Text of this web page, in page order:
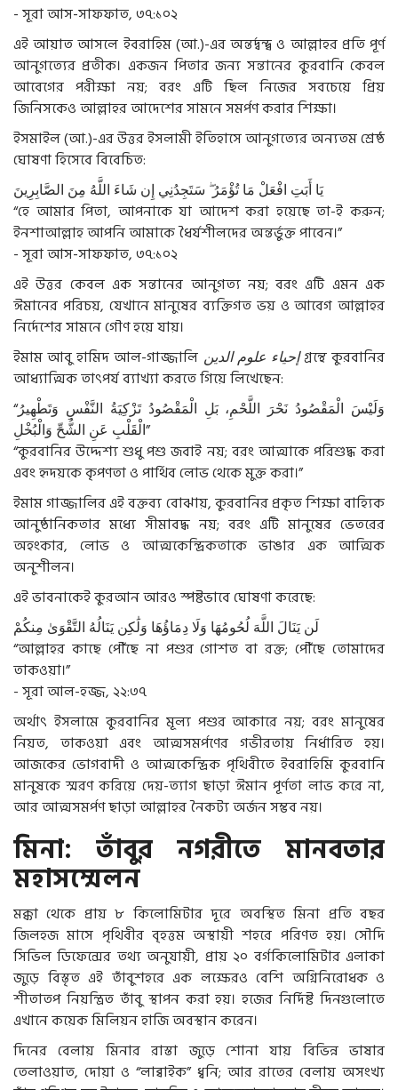
- সূরা আস-সাফফাত, ৩৭:১০২
এই আয়াত আসলে ইবরাহিম (আ.)-এর অন্তর্দ্বন্দ্ব ও আল্লাহর প্রতি পূর্ণ
আনুগত্যের প্রতীক। একজন পিতার জন্য সন্তানের কুরবানি কেবল
আবেগের পরীক্ষা নয়; বরং এটি ছিল নিজের সবচেয়ে প্রিয়
জিনিসকেও আল্লাহর আদেশের সামনে সমর্পণ করার শিক্ষা।
ইসমাইল (আ.)-এর উত্তর ইসলামী ইতিহাসে আনুগত্যের অন্যতম শ্রেষ্ঠ
ঘোষণা হিসেবে বিবেচিত:
يَاأَبَتِ افْعَلْ مَاتُؤْمَرُ سَتَجِدُنِيإِن شَاءَ اللَّهُ مِنَ الصَّابِرِينَ
“হে আমার পিতা, আপনাকে যা আদেশ করা হয়েছে তা-ই করুন;
ইনশাআল্লাহ আপনি আমাকে ধৈর্যশীলদের অন্তর্ভুক্ত পাবেন।”
- সূরা আস-সাফফাত, ৩৭:১০২
এই উত্তর কেবল এক সন্তানের আনুগত্য নয়; বরং এটি এমন এক
ঈমানের পরিচয়, যেখানে মানুষের ব্যক্তিগত ভয় ও আবেগ আল্লাহর
নির্দেশের সামনে গৌণ হয়ে যায়।
ইমাম আবু হামিদ আল-গাজ্জালি
إحياء علوم الدين
গ্রন্থে কুরবানির
আধ্যাত্মিক তাৎপর্য ব্যাখ্যা করতে গিয়ে লিখেছেন:
“
وَلَيْسَ الْمَقْصُودُ نَحْرَ اللَّحْمِ، بَلِ الْمَقْصُودُ تَزْكِيَةُ النَّفْسِ وَتَطْهِيرُ
الْقَلْبِ عَنِ الشُّحِّ وَالْبُخْلِ
”
“কুরবানির উদ্দেশ্য শুধু পশু জবাই নয়; বরং আত্মাকে পরিশুদ্ধ করা
এবং হৃদয়কে কৃপণতা ও পার্থিব লোভ থেকে মুক্ত করা।”
ইমাম গাজ্জালির এই বক্তব্য বোঝায়, কুরবানির প্রকৃত শিক্ষা বাহ্যিক
আনুষ্ঠানিকতার মধ্যে সীমাবদ্ধ নয়; বরং এটি মানুষের ভেতরের
অহংকার, লোভ ও আত্মকেন্দ্রিকতাকে ভাঙার এক আত্মিক
অনুশীলন।
এই ভাবনাকেই কুরআন আরও স্পষ্টভাবে ঘোষণা করেছে:
لَنيَنَالَ اللَّهَ لُحُومُهَا وَلَادِمَاؤُهَا وَلَٰكِنيَنَالُهُ التَّقْوَىٰ مِنكُمْ
“আল্লাহর কাছে পৌঁছে না পশুর গোশত বা রক্ত; পৌঁছে তোমাদের
তাকওয়া।”
- সূরা আল-হজ্জ, ২২:৩৭
অর্থাৎ ইসলামে কুরবানির মূল্য পশুর আকারে নয়; বরং মানুষের
নিয়ত, তাকওয়া এবং আত্মসমর্পণের গভীরতায় নির্ধারিত হয়।
আজকের ভোগবাদী ও আত্মকেন্দ্রিক পৃথিবীতে ইবরাহিমি কুরবানি
মানুষকে স্মরণ করিয়ে দেয়-ত্যাগ ছাড়া ঈমান পূর্ণতা লাভ করে না,
আর আত্মসমর্পণ ছাড়া আল্লাহর নৈকট্য অর্জন সম্ভব নয়।
মিনা: তাঁবুর নগরীতে মানবতার
মহাসম্মেলন
মক্কা থেকে প্রায় ৮ কিলোমিটার দূরে অবস্থিত মিনা প্রতি বছর
জিলহজ মাসে পৃথিবীর বৃহত্তম অস্থায়ী শহরে পরিণত হয়। সৌদি
সিভিল ডিফেন্সের তথ্য অনুযায়ী, প্রায় ২০ বর্গকিলোমিটার এলাকা
জুড়ে বিস্তৃত এই তাঁবুশহরে এক লক্ষেরও বেশি অগ্নিনিরোধক ও
শীতাতপ নিয়ন্ত্রিত তাঁবু স্থাপন করা হয়। হজের নির্দিষ্ট দিনগুলোতে
এখানে কয়েক মিলিয়ন হাজি অবস্থান করেন।
দিনের বেলায় মিনার রাস্তা জুড়ে শোনা যায় বিভিন্ন ভাষার
তেলাওয়াত, দোয়া ও “লাব্বাইক” ধ্বনি; আর রাতের বেলায় অসংখ্য